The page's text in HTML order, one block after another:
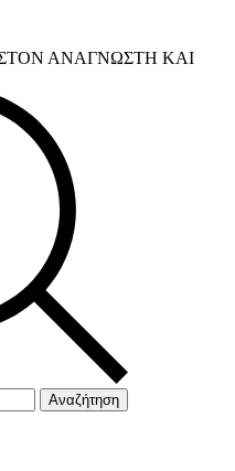
ΑΝΑΓΝΩΣΤΗ ΚΑΙ